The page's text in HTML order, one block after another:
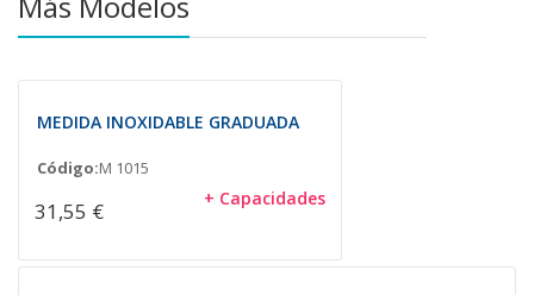
MEDIDA INOXIDABLE GRADUADA
Código:M 1015
31,55 € + Capacidades